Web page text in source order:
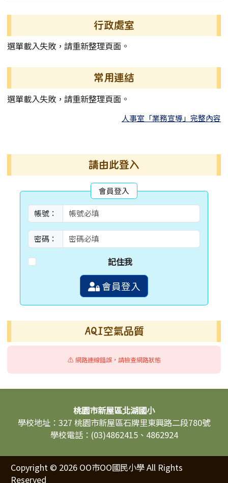
行政處室
選單載入失敗，請重新整理頁面。
常用連結
選單載入失敗，請重新整理頁面。
人事室「業務宣導」完整內容
請由此登入
會員登入
帳號：
密碼：
記住我
會員登入
AQI空氣品質
⚠️ 網路連線錯誤，請檢查網路狀態
頁尾區域內容桃園市新屋區北湖國小
學校地址：327 桃園市新屋區石牌里東興路二段780號
學校電話：(03)4862415、4862924
Copyright © 2026 OO市OO國民小學 All Rights
Reserved